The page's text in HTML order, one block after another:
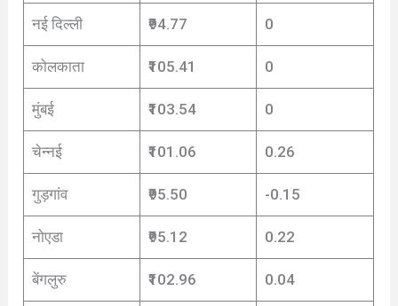
नई दिल्ली ₹94.77 0
कोलकाता ₹105.41 0
मुंबई ₹103.54 0
चेन्नई ₹101.06 0.26
गुड़गांव ₹95.50 -0.15
नोएडा ₹95.12 0.22
बेंगलुरु ₹102.96 0.04